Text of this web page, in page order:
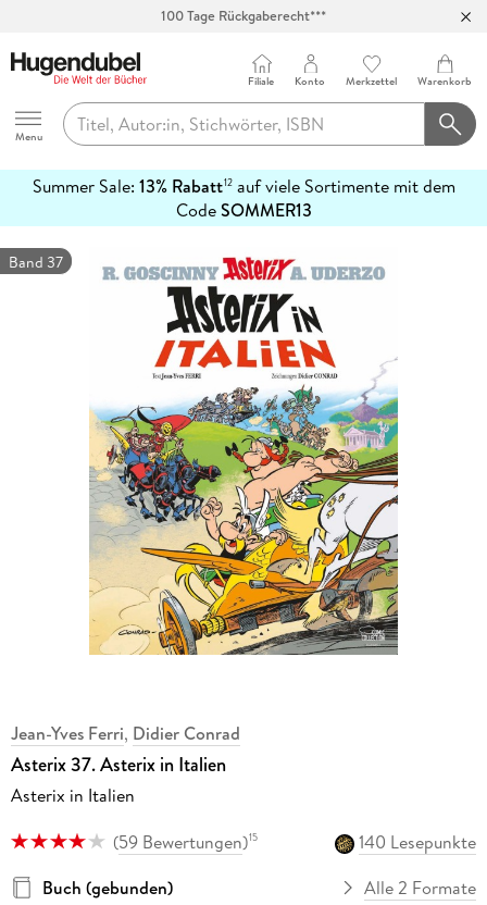
100 Tage Rückgaberecht***
Hugendubel
Menu
Filiale Konto Merkzettel Warenkorb
Summer Sale: 13% Rabatt12auf viele Sortimente mit dem
CodeSOMMER13
erfahren
Band 37
Jean-Yves Ferri, Didier Conrad
Asterix 37. Asterix in Italien
Asterix in Italien
(59 Bewertungen)15
140 Lesepunkte
Buch (gebunden)
Alle 2 Formate